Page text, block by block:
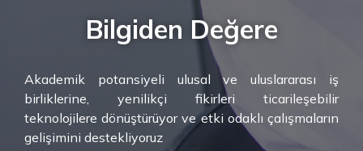
Bilgiden Değere
Akademik potansiyeli ulusal ve uluslararası iş
birliklerine, yenilikçi fikirleri ticarileşebilir
teknolojilere dönüştürüyor ve etki odaklı çalışmaların
gelişimini destekliyoruz